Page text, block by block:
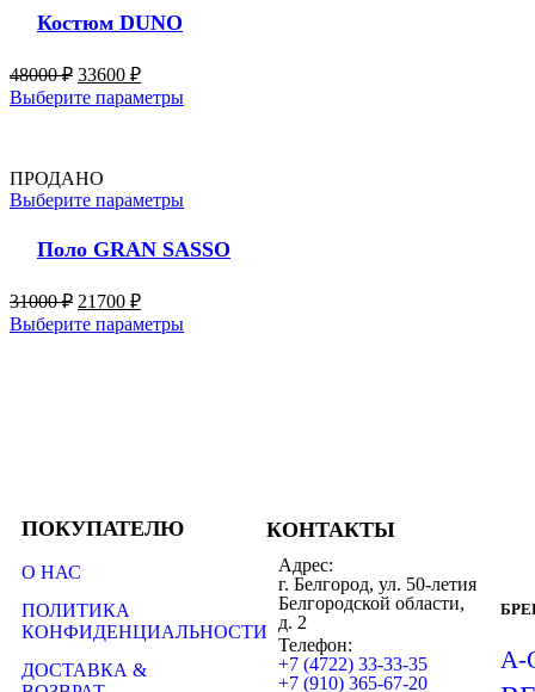
Костюм DUNO
48000₽ 33600 ₽
Выберите параметры
ПРОДАНО
Выберите параметры
Поло GRAN SASSO
31000₽ 21700 ₽
Выберите параметры
ПОКУПАТЕЛЮ
О НАС
ПОЛИТИКА
КОНФИДЕНЦИАЛЬНОСТИ
ДОСТАВКА &
КОНТАКТЫ
Адрес:
г. Белгород, ул. 50-летия
Белгородской области,
д. 2
Телефон:
+7 (4722) 33-33-35
+7 (910) 365-67-20
A-